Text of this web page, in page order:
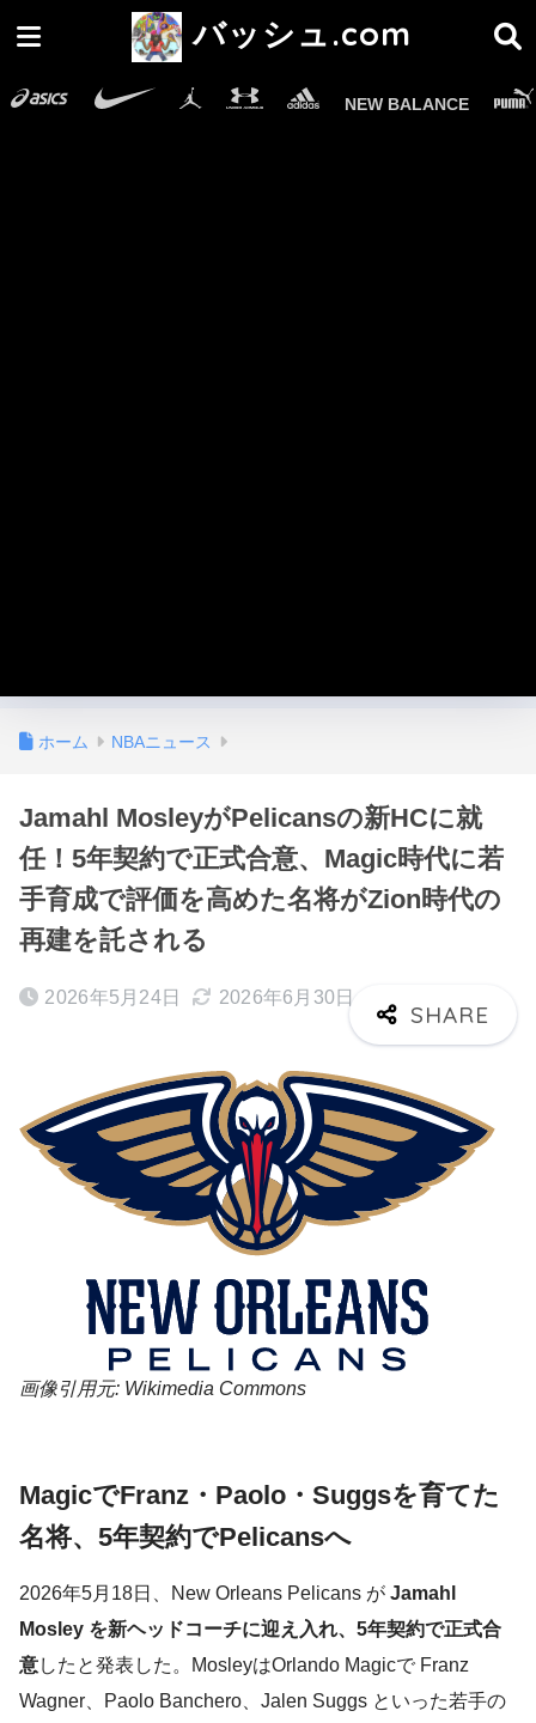
バッシュ.com
NEW BALANCE
ホーム NBAニュース
Jamahl MosleyがPelicansの新HCに就
任！5年契約で正式合意、Magic時代に若
手育成で評価を高めた名将がZion時代の
再建を託される
2026年5月24日 2026年6月30日
画像引用元: Wikimedia Commons
MagicでFranz・Paolo・Suggsを育てた
名将、5年契約でPelicansへ
2026年5月18日、New Orleans Pelicans が Jamahl
Mosley を新ヘッドコーチに迎え入れ、5年契約で正式合
意したと発表した。MosleyはOrlando Magicで Franz
Wagner、Paolo Banchero、Jalen Suggs といった若手の